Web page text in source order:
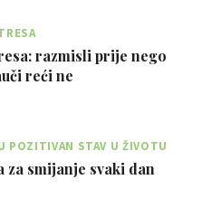
razmisli prije nego
reći ne
POZITIVAN STAV U ŽIVOTU
OD BOLESTI
za smijanje svaki dan